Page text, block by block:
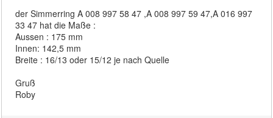
der Simmerring A 008 997 58 47 ,A 008 997 59 47,A 016 997
33 47 hat die Maße :
Aussen : 175 mm
Innen: 142,5 mm
Breite : 16/13 oder 15/12 je nach Quelle
Gruß
Roby